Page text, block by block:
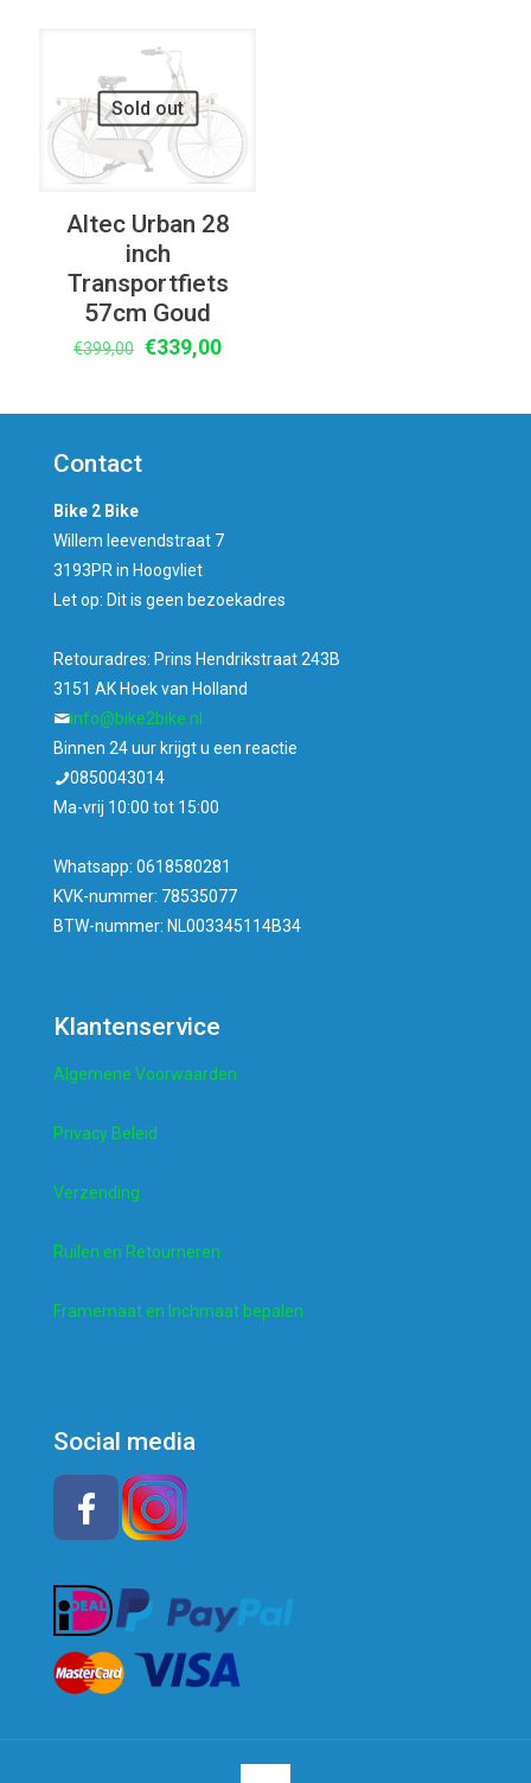
Sold out
Altec Urban 28
inch
Transportfiets
57cm Goud
€399,00 Oorspronkelijke
€339,00Huidige
Contact
Bike 2 Bike
Willem leevendstraat 7
3193PR in Hoogvliet
Let op: Dit is geen bezoekadres
Retouradres: Prins Hendrikstraat 243B
3151 AK Hoek van Holland
info@bike2bike.nl
Binnen 24 uur krijgt u een reactie
0850043014
Ma-vrij 10:00 tot 15:00
Whatsapp: 0618580281
KVK-nummer: 78535077
BTW-nummer: NL003345114B34
Klantenservice
Algemene Voorwaarden
Privacy Beleid
Verzending
Ruilen en Retourneren
Framemaat en Inchmaat bepalen
Social media